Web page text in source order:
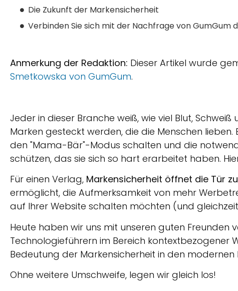
Die Zukunft der Markensicherheit
Verbinden Sie sich mit der Nachfrage von GumGum
Anmerkung der Redaktion: Dieser Artikel wurde
Smetkowska von GumGum.
Jeder in dieser Branche weiß, wie viel Blut,
Marken gesteckt werden, die die Menschen lieben.
den "Mama-Bär"-Modus schalten und die
schützen, das sie sich so hart erarbeitet haben.
Für einen Verlag, Markensicherheit öffnet die Tür
ermöglicht, die Aufmerksamkeit von mehr
auf Ihrer Website schalten möchten (und
Heute haben wir uns mit unseren guten Freunden
Technologieführern im Bereich kontextbezogener
Bedeutung der Markensicherheit in den modernen
Ohne weitere Umschweife, legen wir gleich los!